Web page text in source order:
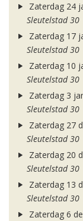
Zaterdag 24
Sleutelstad 30
Zaterdag 17
Sleutelstad 30
Zaterdag 10
Sleutelstad 30
Zaterdag 3
Sleutelstad 30
Zaterdag 27
Sleutelstad 30
Zaterdag 20
Sleutelstad 30
Zaterdag 13
Sleutelstad 30
Zaterdag 6